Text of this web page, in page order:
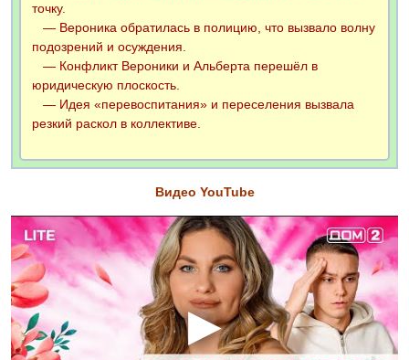
точку.
— Вероника обратилась в полицию, что вызвало волну
подозрений и осуждения.
— Конфликт Вероники и Альберта перешёл в
юридическую плоскость.
— Идея «перевоспитания» и переселения вызвала
резкий раскол в коллективе.
Видео YouTube